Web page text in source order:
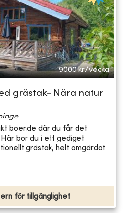
9000 kr/vecka
grästak- Nära natur
boende där du får det
bor du i ett gediget
grästak, helt omgärdat
för tillgänglighet